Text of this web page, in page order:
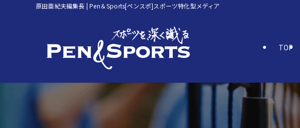
原田亜紀夫編集長 | Pen＆Sports[ペンスポ]スポーツ特化型メディア
TOP